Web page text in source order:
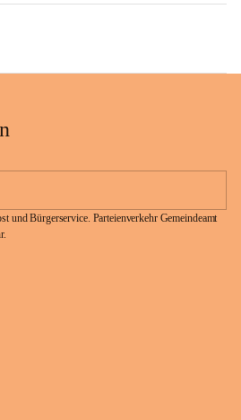
und Bürgerservice. Parteienverkehr Gemeindeamt